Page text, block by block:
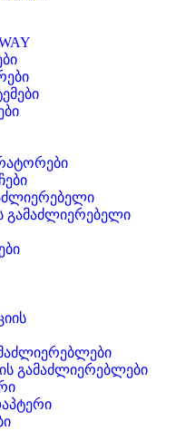
გამაძლიერებელი
ის გამაძლიერებლები